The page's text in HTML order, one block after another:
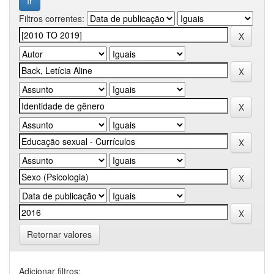
Filtros correntes:
Retornar valores
Adicionar filtros: